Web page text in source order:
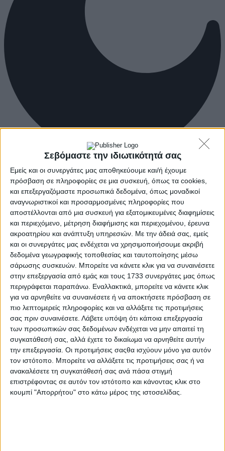
Σεβόμαστε την ιδιωτικότητά σας
Εμείς και οι συνεργάτες μας αποθηκεύουμε και/ή έχουμε
πρόσβαση σε πληροφορίες σε μια συσκευή, όπως τα cookies,
και επεξεργαζόμαστε προσωπικά δεδομένα, όπως μοναδικοί
αναγνωριστικοί και προσαρμοσμένες πληροφορίες που
αποστέλλονται από μια συσκευή για εξατομικευμένες διαφημίσεις
και περιεχόμενο, μέτρηση διαφήμισης και περιεχομένου, έρευνα
ακροατηρίου και ανάπτυξη υπηρεσιών. Με την άδειά σας, εμείς
και οι συνεργάτες μας ενδέχεται να χρησιμοποιήσουμε ακριβή
δεδομένα γεωγραφικής τοποθεσίας και ταυτοποίησης μέσω
σάρωσης συσκευών. Μπορείτε να κάνετε κλικ για να συναινέσετε
στην επεξεργασία από εμάς και τους 1733 συνεργάτες μας όπως
περιγράφεται παραπάνω. Εναλλακτικά, μπορείτε να κάνετε κλικ
για να αρνηθείτε να συναινέσετε ή να αποκτήσετε πρόσβαση σε
πιο λεπτομερείς πληροφορίες και να αλλάξετε τις προτιμήσεις
σας πριν συναινέσετε. Λάβετε υπόψη ότι κάποια επεξεργασία
των προσωπικών σας δεδομένων ενδέχεται να μην απαιτεί τη
συγκατάθεσή σας, αλλά έχετε το δικαίωμα να αρνηθείτε αυτήν
την επεξεργασία. Οι προτιμήσεις σαςθα ισχύουν μόνο για αυτόν
τον ιστότοπο. Μπορείτε να αλλάξετε τις προτιμήσεις σας ή να
ανακαλέσετε τη συγκατάθεσή σας ανά πάσα στιγμή
επιστρέφοντας σε αυτόν τον ιστότοπο και κάνοντας κλικ στο
κουμπί "Απορρήτου" στο κάτω μέρος της ιστοσελίδας.
Αρχική
Ελλάδα